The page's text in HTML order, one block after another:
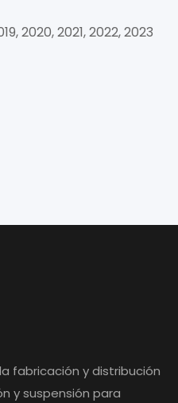
2020, 2021, 2022, 2023
fabricación y distribución
y suspensión para